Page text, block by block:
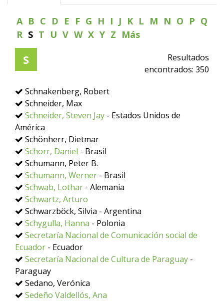
A B C D E F G H I J K L M N O P Q
R S T U V W X Y Z Más
S
Resultados
encontrados: 350
Schnakenberg, Robert
Schneider, Max
Schneider, Steven Jay - Estados Unidos de
América
Schönherr, Dietmar
Schorr, Daniel - Brasil
Schumann, Peter B.
Schumann, Werner - Brasil
Schwab, Lothar - Alemania
Schwartz, Arturo
Schwarzböck, Silvia - Argentina
Schygulla, Hanna - Polonia
Secretaría Nacional de Comunicación social de
Ecuador - Ecuador
Secretaría Nacional de Cultura de Paraguay -
Paraguay
Sedano, Verónica
Sedeño Valdellós, Ana